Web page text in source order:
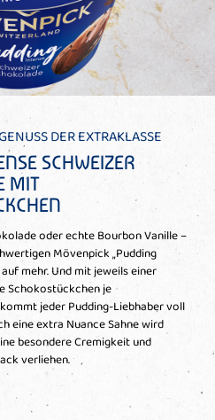
DER EXTRAKLASSE
SCHWEIZER
MIT
oder echte Bourbon Vanille –
Mövenpick „Pudding
mehr. Und mit jeweils einer
Schokostückchen je
jeder Pudding-Liebhaber voll
eine extra Nuance Sahne wird
besondere Cremigkeit und
verliehen.